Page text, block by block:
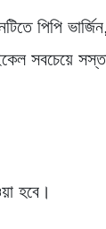
পিপি
সবচেয়ে
হবে।